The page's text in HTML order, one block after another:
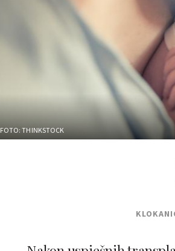
FOTO: THINKSTOCK